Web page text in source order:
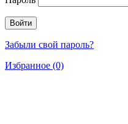
Забыли свой пароль?
Избранное (0)